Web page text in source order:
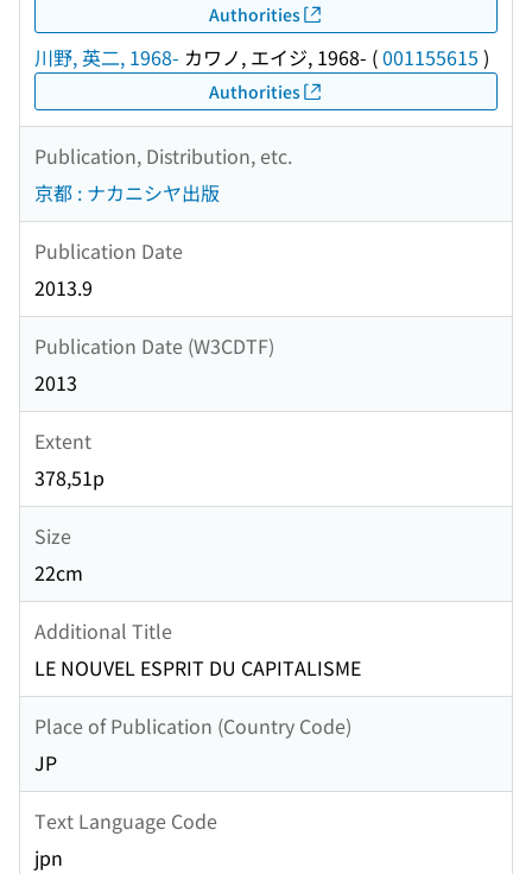
Authorities
川野, 英二, 1968- カワノ, エイジ, 1968- (001155615 )
Authorities
Publication, Distribution, etc.
京都 : ナカニシヤ出版
Publication Date
2013.9
Publication Date (W3CDTF)
2013
Extent
378,51p
Size
22cm
Additional Title
LE NOUVEL ESPRIT DU CAPITALISME
Place of Publication (Country Code)
JP
Text Language Code
jpn